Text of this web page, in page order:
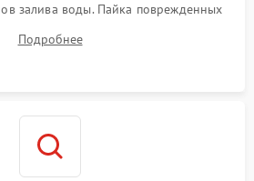
залива воды. Пайка поврежденных
проводки и контактов.
Подробнее